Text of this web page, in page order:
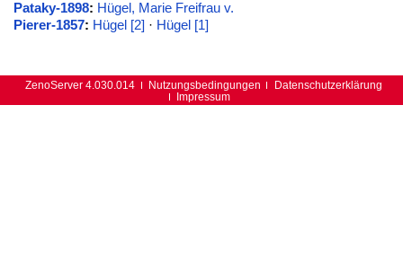
Pataky-1898: Hügel, Marie Freifrau v.
Pierer-1857: Hügel [2] · Hügel [1]
ZenoServer 4.030.014 Nutzungsbedingungen
Datenschutzerklärung
Impressum